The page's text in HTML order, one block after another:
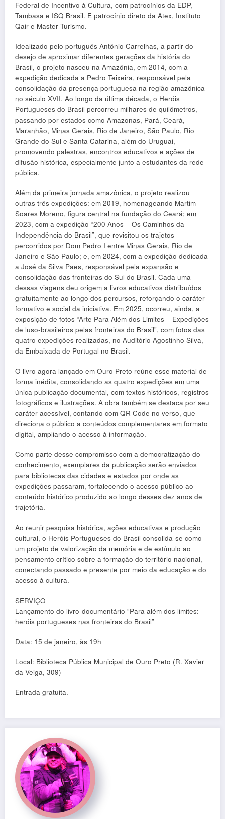
Federal de Incentivo à Cultura, com patrocínios da EDP,
Tambasa e ISQ Brasil. E patrocínio direto da Atex, Instituto
Qair e Master Turismo.
Idealizado pelo português Antônio Carrelhas, a partir do
desejo de aproximar diferentes gerações da história do
Brasil, o projeto nasceu na Amazônia, em 2014, com a
expedição dedicada a Pedro Teixeira, responsável pela
consolidação da presença portuguesa na região amazônica
no século XVII. Ao longo da última década, o Heróis
Portugueses do Brasil percorreu milhares de quilômetros,
passando por estados como Amazonas, Pará, Ceará,
Maranhão, Minas Gerais, Rio de Janeiro, São Paulo, Rio
Grande do Sul e Santa Catarina, além do Uruguai,
promovendo palestras, encontros educativos e ações de
difusão histórica, especialmente junto a estudantes da rede
pública.
Além da primeira jornada amazônica, o projeto realizou
outras três expedições: em 2019, homenageando Martim
Soares Moreno, figura central na fundação do Ceará; em
2023, com a expedição “200 Anos – Os Caminhos da
Independência do Brasil”, que revisitou os trajetos
percorridos por Dom Pedro I entre Minas Gerais, Rio de
Janeiro e São Paulo; e, em 2024, com a expedição dedicada
a José da Silva Paes, responsável pela expansão e
consolidação das fronteiras do Sul do Brasil. Cada uma
dessas viagens deu origem a livros educativos distribuídos
gratuitamente ao longo dos percursos, reforçando o caráter
formativo e social da iniciativa. Em 2025, ocorreu, ainda, a
exposição de fotos “Arte Para Além dos Limites – Expedições
de luso-brasileiros pelas fronteiras do Brasil”, com fotos das
quatro expedições realizadas, no Auditório Agostinho Silva,
da Embaixada de Portugal no Brasil.
O livro agora lançado em Ouro Preto reúne esse material de
forma inédita, consolidando as quatro expedições em uma
única publicação documental, com textos históricos, registros
fotográficos e ilustrações. A obra também se destaca por seu
caráter acessível, contando com QR Code no verso, que
direciona o público a conteúdos complementares em formato
digital, ampliando o acesso à informação.
Como parte desse compromisso com a democratização do
conhecimento, exemplares da publicação serão enviados
para bibliotecas das cidades e estados por onde as
expedições passaram, fortalecendo o acesso público ao
conteúdo histórico produzido ao longo desses dez anos de
trajetória.
Ao reunir pesquisa histórica, ações educativas e produção
cultural, o Heróis Portugueses do Brasil consolida-se como
um projeto de valorização da memória e de estímulo ao
pensamento crítico sobre a formação do território nacional,
conectando passado e presente por meio da educação e do
acesso à cultura.
SERVIÇO
Lançamento do livro-documentário “Para além dos limites:
heróis portugueses nas fronteiras do Brasil”
Data: 15 de janeiro, às 19h
Local: Biblioteca Pública Municipal de Ouro Preto (R. Xavier
da Veiga, 309)
Entrada gratuita.